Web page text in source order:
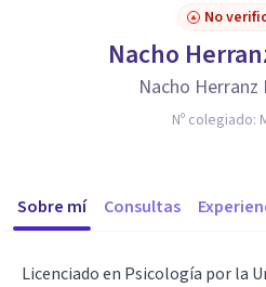
No
Nacho
Nacho
Nº colegiado:
Sobre mí Consultas
Licenciado en Psicología por la